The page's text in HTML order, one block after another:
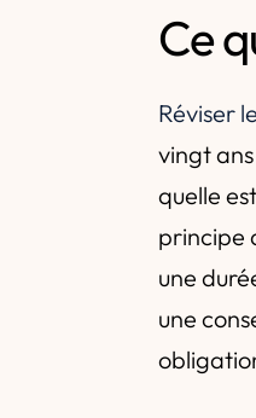
Ce
Réviser
vingt
quelle
principe
une
une